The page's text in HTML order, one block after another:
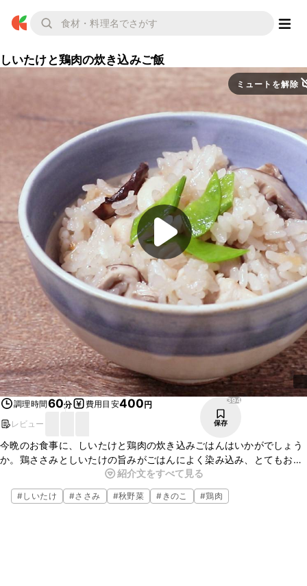
しいたけと鶏肉の炊き込みご飯
ミュートを解除
調理時間60分 費用目安400円
レビュー
394
保存
今晩のお食事に、しいたけと鶏肉の炊き込みごはんはいかがでしょう
か。鶏ささみとしいたけの旨みがごはんによく染み込み、とてもおい
しいですよ。ごま油の香りがアクセントになり、食欲をそそる一品で
す。ぜひお試しくださいね。
紹介文をすべて見る
#しいたけ #ささみ #秋野菜 # きのこ #鶏肉